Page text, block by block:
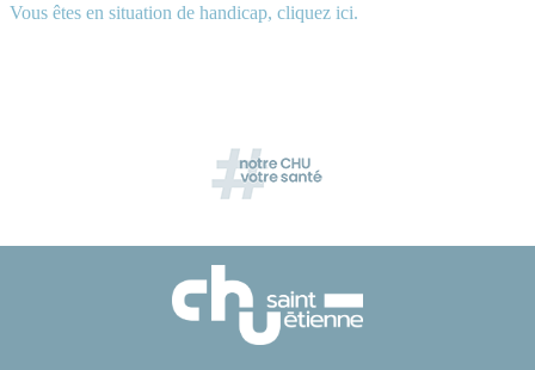
Vous êtes en situation de handicap, cliquez ici.